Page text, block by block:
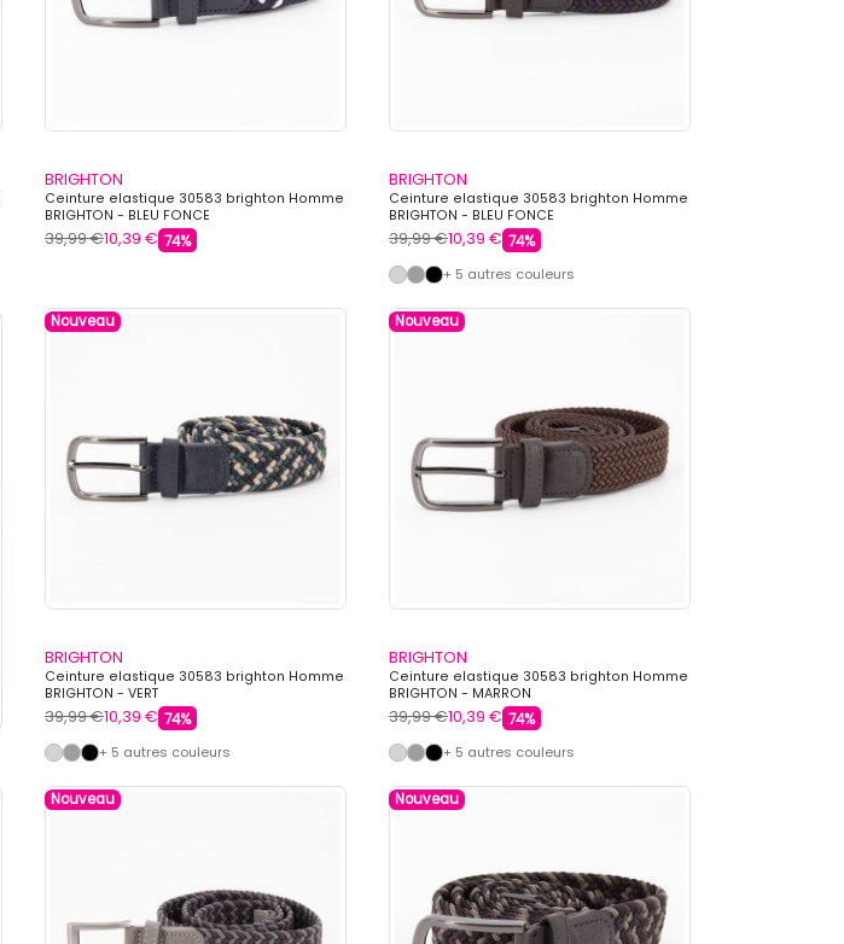
BRIGHTON
Ceinture elastique 30583 brighton Homme
BRIGHTON - BLEU FONCE
39,99 €10,39 € 74%
BRIGHTON
Ceinture elastique 30583 brighton Homme
BRIGHTON - BLEU FONCE
39,99 €10,39 € 74%
+ 5 autres couleurs
Nouveau
BRIGHTON
Ceinture elastique 30583 brighton Homme
BRIGHTON - VERT
39,99 €10,39 € 74%
+ 5 autres couleurs
Nouveau
BRIGHTON
Ceinture elastique 30583 brighton Homme
BRIGHTON - MARRON
39,99 €10,39 € 74%
+ 5 autres couleurs
Nouveau Nouveau